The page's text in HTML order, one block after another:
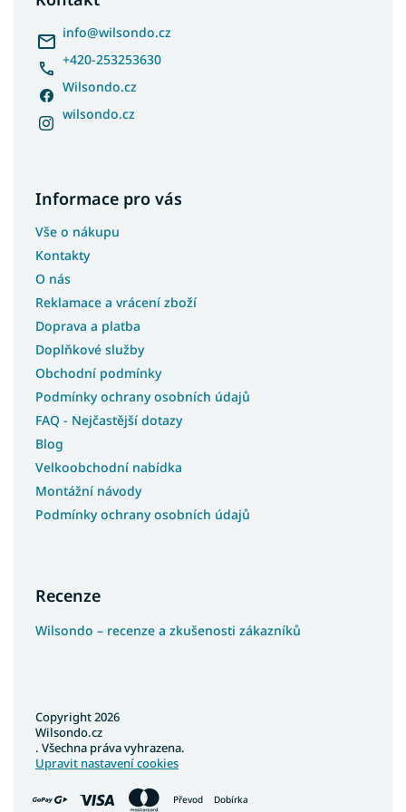
info@wilsondo.cz
+420-253253630
Wilsondo.cz
wilsondo.cz
Informace pro vás
Vše o nákupu
Kontakty
O nás
Reklamace a vrácení zboží
Doprava a platba
Doplňkové služby
Obchodní podmínky
Podmínky ochrany osobních údajů
FAQ - Nejčastější dotazy
Blog
Velkoobchodní nabídka
Montážní návody
Podmínky ochrany osobních údajů
Recenze
Wilsondo – recenze a zkušenosti zákazníků
Převod Dobírka
Copyright 2026
Wilsondo.cz
. Všechna práva vyhrazena.
Upravit nastavení cookies